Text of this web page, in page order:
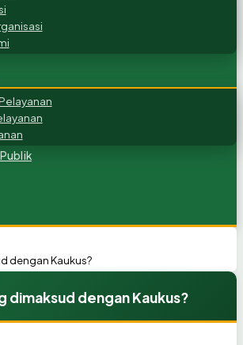
dengan Kaukus?
dimaksud dengan Kaukus?